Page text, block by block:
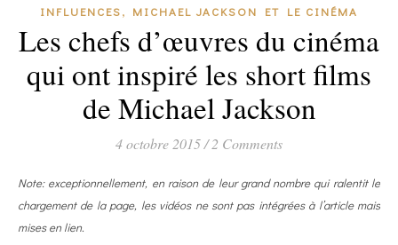
INFLUENCES, MICHAEL JACKSON ET LE CINÉMA
Les chefs d’œuvres du cinéma
qui ont inspiré les short films
de Michael Jackson
4 octobre 2015/2 Comments
Note: exceptionnellement, en raison de leur grand nombre qui ralentit le
chargement de la page, les vidéos ne sont pas intégrées à l’article mais
mises en lien.